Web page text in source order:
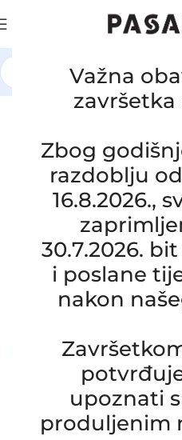
Važna
Zbog
razdoblju
16.8.2026.,
30.7.2026.
i poslane
nakon
upoznati
produljenim
BRODOVI/ VOLVO
Click to enlarge
Zamjensko crijevo
PENTA 3.0GXiC-J /
60-1-61
Dostupno uz narudžbu
ex VAT
+